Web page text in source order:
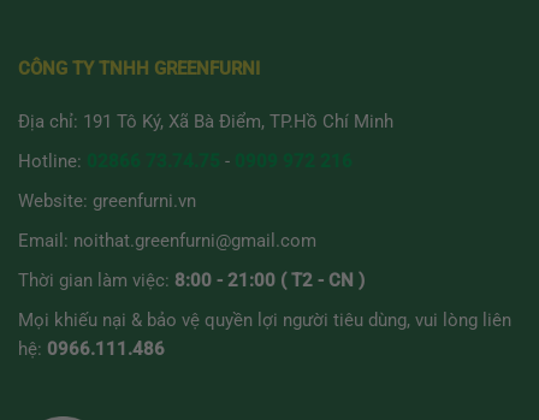
CÔNG TY TNHH GREENFURNI
Địa chỉ: 191 Tô Ký, Xã Bà Điểm, TP.Hồ Chí Minh
Hotline:
-
Website: greenfurni.vn
Email: noithat.greenfurni@gmail.com
Thời gian làm việc: 8:00 - 21:00 ( T2 - CN )
Mọi khiếu nại & bảo vệ quyền lợi người tiêu dùng, vui lòng liên
hệ: 0966.111.486